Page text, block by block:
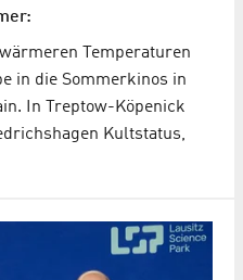
Temperaturen
in die Sommerkinos in
In Treptow-Köpenick
Kultstatus,